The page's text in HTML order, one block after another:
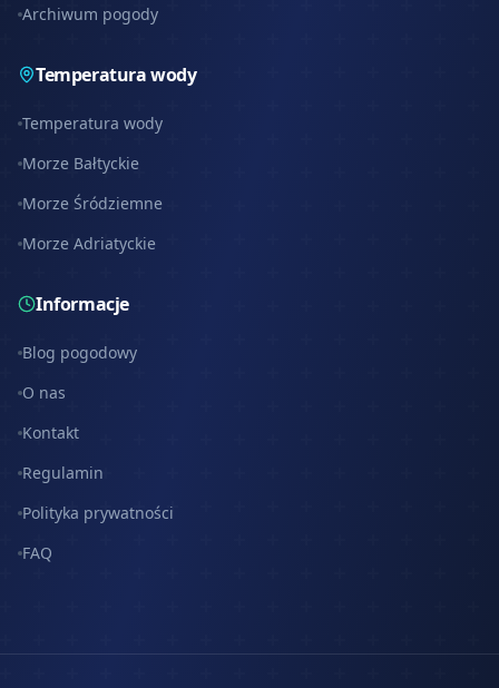
Archiwum pogody
Temperatura wody
Temperatura wody
Morze Bałtyckie
Morze Śródziemne
Morze Adriatyckie
Informacje
Blog pogodowy
O nas
Kontakt
Regulamin
Polityka prywatności
FAQ